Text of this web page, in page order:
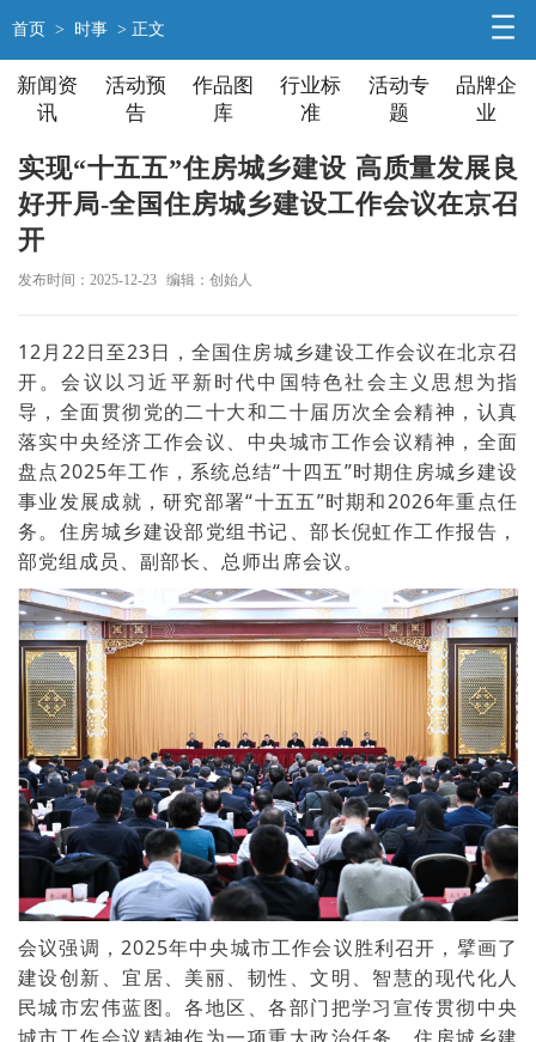
首页 > 时事 > 正文
新闻资
讯
活动预
告
作品图
库
行业标
准
活动专
题
品牌企
业
实现“十五五”住房城乡建设 高质量发展良
好开局-全国住房城乡建设工作会议在京召
开
发布时间：2025-12-23 编辑：创始人
12月22日至23日，全国住房城乡建设工作会议在北京召
开。会议以习近平新时代中国特色社会主义思想为指
导，全面贯彻党的二十大和二十届历次全会精神，认真
落实中央经济工作会议、中央城市工作会议精神，全面
盘点2025年工作，系统总结“十四五”时期住房城乡建设
事业发展成就，研究部署“十五五”时期和2026年重点任
务。住房城乡建设部党组书记、部长倪虹作工作报告，
部党组成员、副部长、总师出席会议。
会议强调，2025年中央城市工作会议胜利召开，擘画了
建设创新、宜居、美丽、韧性、文明、智慧的现代化人
民城市宏伟蓝图。各地区、各部门把学习宣传贯彻中央